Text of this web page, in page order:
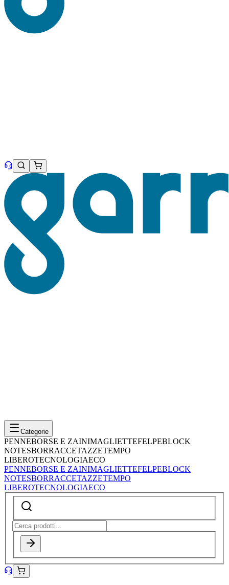
Categorie
PENNEBORSE E ZAINIMAGLIETTEFELPEBLOCK
NOTESBORRACCETAZZETEMPO
LIBEROTECNOLOGIAECO
PENNEBORSE E ZAINIMAGLIETTEFELPEBLOCK
NOTESBORRACCETAZZETEMPO
LIBEROTECNOLOGIAECO